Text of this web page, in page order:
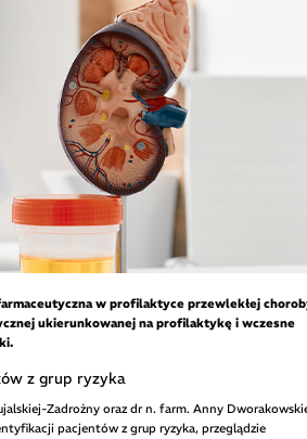
w profilaktyce przewlekłej
ukierunkowanej na profilaktykę i wczesne
z grup ryzyka
Zadrożny oraz dr n. farm. Anny
pacjentów z grup ryzyka, przeglądzie